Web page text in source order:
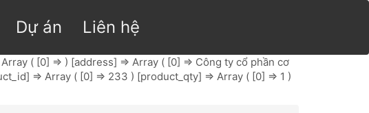
Dự án Liên hệ
( [0] => ) [address] => Array ( [0] => Công ty cổ phần cơ
=> Array ( [0] => 233 ) [product_qty] => Array ( [0] => 1 )